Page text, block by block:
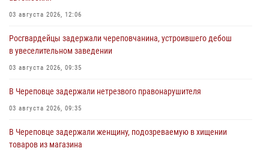
03 августа 2026, 12:06
Росгвардейцы задержали череповчанина, устроившего дебош
в увеселительном заведении
03 августа 2026, 09:35
В Череповце задержали нетрезвого правонарушителя
03 августа 2026, 09:35
В Череповце задержали женщину, подозреваемую в хищении
товаров из магазина